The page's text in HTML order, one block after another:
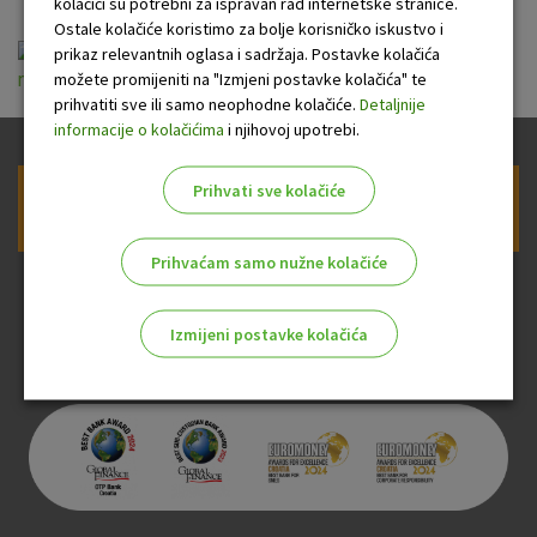
OTP Multi Asset Uravnoteženi fond fondova
nova verzija HR_20250623_vkn.pdf
Prijava na newsletter OTP banke
Ostale kolačiće koristimo za bolje korisničko iskustvo i
prikaz relevantnih oglasa i sadržaja. Postavke kolačića
možete promijeniti na "Izmjeni postavke kolačića" te
prihvatiti sve ili samo neophodne kolačiće. Detaljnije
informacije o kolačićima i njihovoj upotrebi.
Prihvati sve kolačiće
Prihvaćam samo nužne kolačiće
Izmijeni postavke kolačića